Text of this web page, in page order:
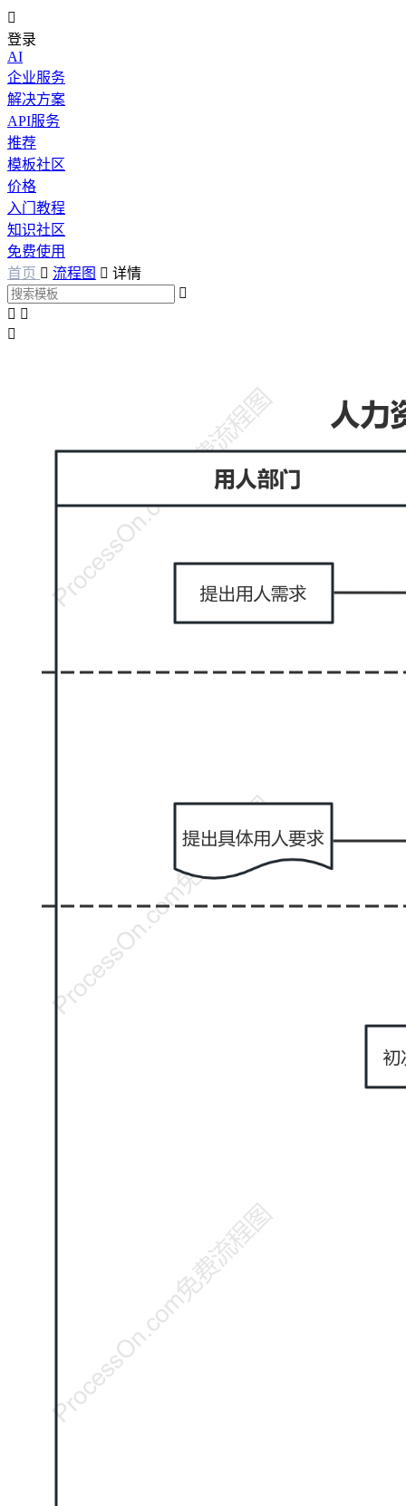

登录
AI
企业服务
解决方案
API服务
推荐
模板社区
价格
入门教程
知识社区
免费使用
首页  流程图  详情

 
